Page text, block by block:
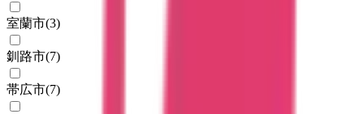
室蘭市(3)
釧路市(7)
帯広市(7)